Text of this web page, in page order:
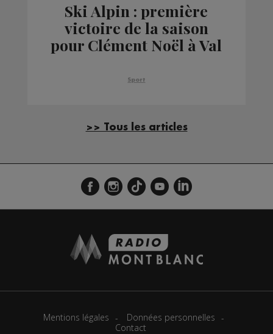
Ski Alpin : première
victoire de la saison
pour Clément Noël à Val
Sport
>> Tous les articles
Mentions légales
Données personnelles
Contact